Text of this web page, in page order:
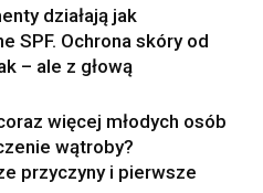
działają jak
SPF. Ochrona skóry od
– ale z głową
więcej młodych osób
wątroby?
przyczyny i pierwsze